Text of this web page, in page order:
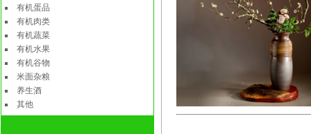
有机蛋品
有机肉类
有机蔬菜
有机水果
有机谷物
米面杂粮
养生酒
其他